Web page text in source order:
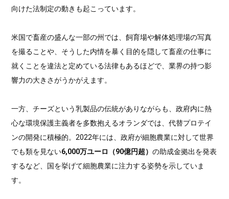
向けた法制定の動きも起こっています。
米国で畜産の盛んな一部の州では、飼育場や解体処理場の写真
を撮ることや、そうした内情を暴く目的を隠して畜産の仕事に
就くことを違法と定めている法律もあるほどで、業界の持つ影
響力の大きさがうかがえます。
一方、チーズという乳製品の伝統がありながらも、政府内に熱
心な環境保護主義者を多数抱えるオランダでは、代替プロテイ
ンの開発に積極的。2022年には、政府が細胞農業に対して世界
でも類を見ない6,000万ユーロ（90億円超）の助成金拠出を発表
するなど、国を挙げて細胞農業に注力する姿勢を示していま
す。